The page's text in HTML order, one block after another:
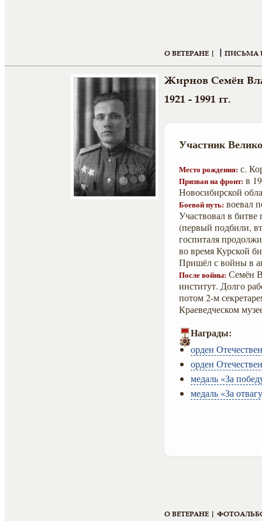
О ВЕТЕРАНЕ | | ПИСЬМА
Жирнов Семён
1921 - 1991 гг.
Участник
Место рождения: с.
Призван на фронт: в
Новосибирской
Боевой путь: воевал
Участвовал в
(первый подбили,
госпиталя
во время Курской
Пришёл с войны в
После войны: Семён
институт. Долго
потом 2-м
Краеведческом
Награды:
орден
орден
медаль «За
медаль «За
О ВЕТЕРАНЕ |